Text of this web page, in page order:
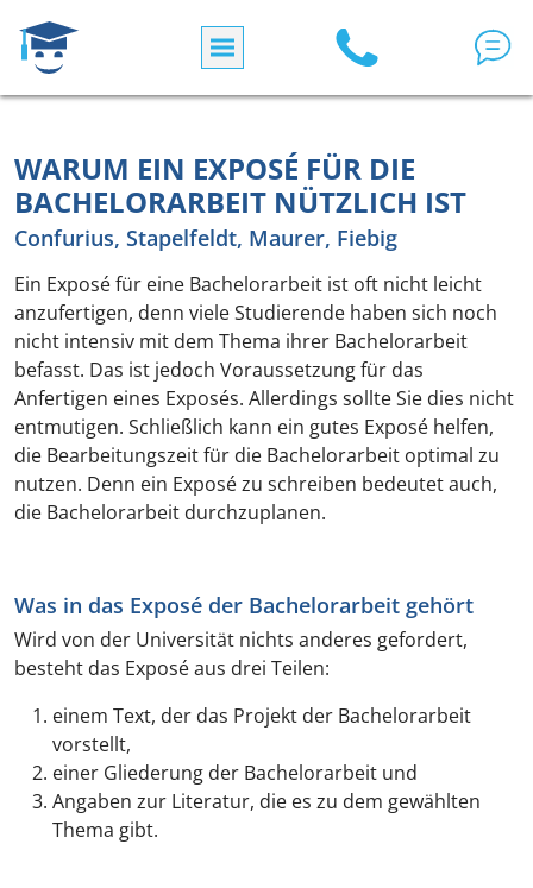
WARUM EIN EXPOSÉ FÜR DIE
BACHELORARBEIT NÜTZLICH IST
Confurius, Stapelfeldt, Maurer, Fiebig
Ein Exposé für eine Bachelorarbeit ist oft nicht leicht
anzufertigen, denn viele Studierende haben sich noch
nicht intensiv mit dem Thema ihrer Bachelorarbeit
befasst. Das ist jedoch Voraussetzung für das
Anfertigen eines Exposés. Allerdings sollte Sie dies nicht
entmutigen. Schließlich kann ein gutes Exposé helfen,
die Bearbeitungszeit für die Bachelorarbeit optimal zu
nutzen. Denn ein Exposé zu schreiben bedeutet auch,
die Bachelorarbeit durchzuplanen.
Was in das Exposé der Bachelorarbeit gehört
Wird von der Universität nichts anderes gefordert,
besteht das Exposé aus drei Teilen:
einem Text, der das Projekt der Bachelorarbeit
vorstellt,
einer Gliederung der Bachelorarbeit und
Angaben zur Literatur, die es zu dem gewählten
Thema gibt.